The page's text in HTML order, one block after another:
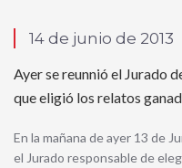
14 de junio de 2013
Ayer se reunnió el Jurado
que eligió los relatos
En la mañana de ayer 13 de
el Jurado responsable de